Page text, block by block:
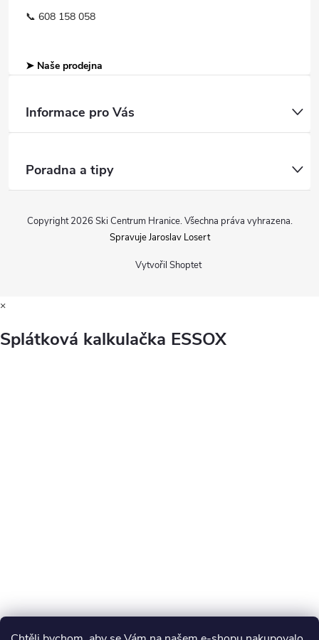
📞 608 158 058
➤ Naše prodejna
Informace pro Vás
Poradna a tipy
Vytvořil Shoptet
Copyright 2026 Ski Centrum Hranice. Všechna práva vyhrazena.
Spravuje Jaroslav Losert
×
Splátková kalkulačka ESSOX